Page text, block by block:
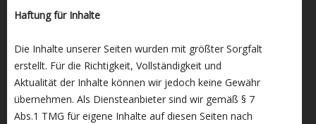
Haftung für Inhalte
Die Inhalte unserer Seiten wurden mit größter Sorgfalt
erstellt. Für die Richtigkeit, Vollständigkeit und
Aktualität der Inhalte können wir jedoch keine Gewähr
übernehmen. Als Diensteanbieter sind wir gemäß § 7
Abs.1 TMG für eigene Inhalte auf diesen Seiten nach